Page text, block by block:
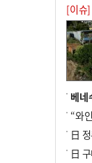
[이슈]